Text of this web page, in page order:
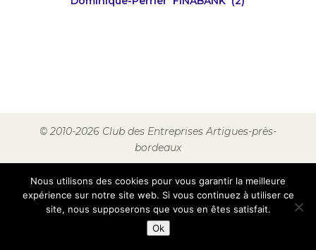
© 2010-2026 Club des Entreprises Artigues-près-
bordeaux
Nous utilisons des cookies pour vous garantir la meilleure
expérience sur notre site web. Si vous continuez à utiliser ce
site, nous supposerons que vous en êtes satisfait.
Ok